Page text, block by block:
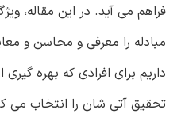
فراهم می آید. در این مقاله،
مبادله را معرفی و محاسن و
داریم برای افرادی که بهره
تحقیق آتی شان را انتخاب می